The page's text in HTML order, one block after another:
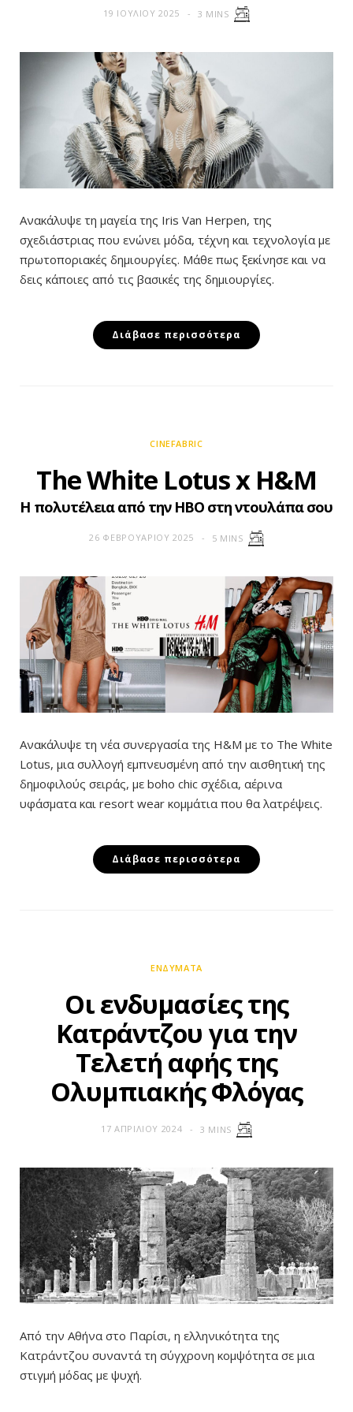
19 ΙΟΥΛΊΟΥ 2025 3 MINS
Ανακάλυψε τη μαγεία της Iris Van Herpen, της
σχεδιάστριας που ενώνει μόδα, τέχνη και τεχνολογία με
πρωτοποριακές δημιουργίες. Μάθε πως ξεκίνησε και να
δεις κάποιες από τις βασικές της δημιουργίες.
Διάβασε περισσότερα
CINEFABRIC
The White Lotus x H&M
Η πολυτέλεια από την HBO στη ντουλάπα σου
26 ΦΕΒΡΟΥΑΡΊΟΥ 2025 5 MINS
Ανακάλυψε τη νέα συνεργασία της H&M με το The White
Lotus, μια συλλογή εμπνευσμένη από την αισθητική της
δημοφιλούς σειράς, με boho chic σχέδια, αέρινα
υφάσματα και resort wear κομμάτια που θα λατρέψεις.
Διάβασε περισσότερα
ΕΝΔΎΜΑΤΑ
Οι ενδυμασίες της
Κατράντζου για την
Tελετή αφής της
Ολυμπιακής Φλόγας
17 ΑΠΡΙΛΊΟΥ 2024 3 MINS
Από την Αθήνα στο Παρίσι, η ελληνικότητα της
Κατράντζου συναντά τη σύγχρονη κομψότητα σε μια
στιγμή μόδας με ψυχή.